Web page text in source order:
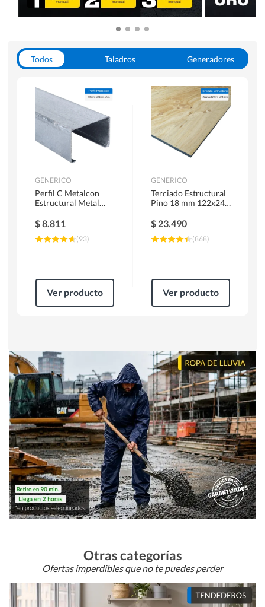
Todos Taladros
Generadores
Herramientas Manuales
Sierras Circulares
GENERICO
Perfil C Metalcon
Estructural Metal
$8.811
(93)
Ver producto
GENERICO
Terciado Estructural
Pino 18 mm 122x244
$ 23.490
(868)
Ver producto
Otras categorías
Ofertas imperdibles que no te puedes perder